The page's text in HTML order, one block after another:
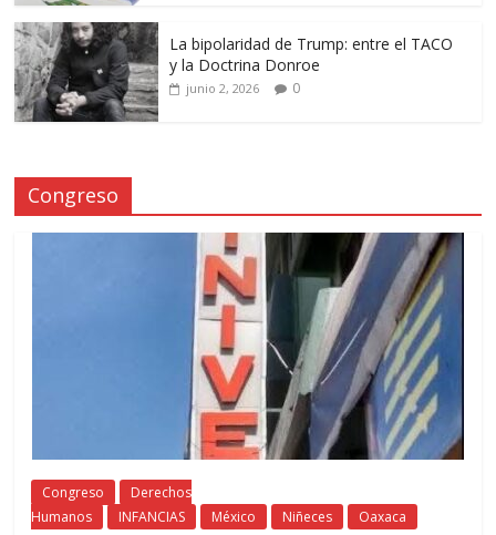
La bipolaridad de Trump: entre el TACO
y la Doctrina Donroe
junio 2, 2026 0
Congreso
Congreso
Derechos
Humanos
INFANCIAS México Niñeces Oaxaca